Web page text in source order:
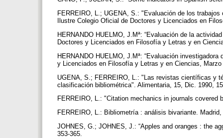
FERREIRO, L.; UGENA, S.: "Evaluación de los
Ilustre Colegio Oficial de Doctores y Licenciados en
HERNANDO HUELMO, J.Mª: “Evaluación de la
Doctores y Licenciados en Filosofía y Letras y en
HERNANDO HUELMO, J.Mª: “Evaluación
y Licenciados en Filosofía y Letras y en Ciencias,
UGENA, S.; FERREIRO, L.: "Las revistas científicas y
clasificación bibliométrica". Alimentaria, 15, Dic. 1990,
FERREIRO, L.: "Citation mechanics in journals
FERREIRO, L.: Bibliometría : análisis bivariante.
JOHNES, G.; JOHNES, J.: “Apples and oranges : the
353-365.